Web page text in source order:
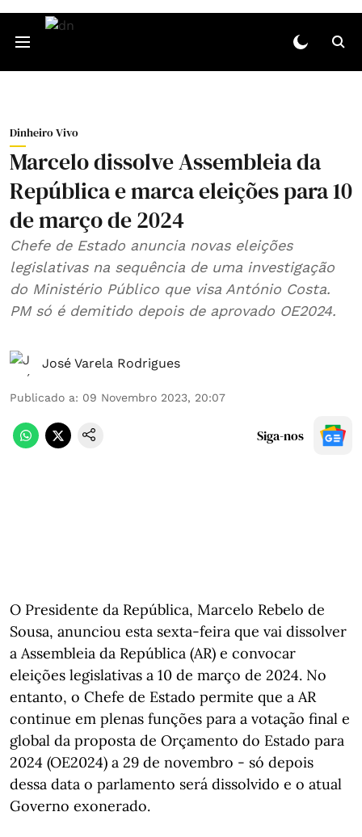
Dinheiro Vivo
Marcelo dissolve Assembleia da
República e marca eleições para 10
de março de 2024
Chefe de Estado anuncia novas eleições
legislativas na sequência de uma investigação
do Ministério Público que visa António Costa.
PM só é demitido depois de aprovado OE2024.
José Varela Rodrigues
Publicado a: 09 Novembro 2023, 20:07
Siga-nos
O Presidente da República, Marcelo Rebelo de
Sousa, anunciou esta sexta-feira que vai dissolver
a Assembleia da República (AR) e convocar
eleições legislativas a 10 de março de 2024. No
entanto, o Chefe de Estado permite que a AR
continue em plenas funções para a votação final e
global da proposta de Orçamento do Estado para
2024 (OE2024) a 29 de novembro - só depois
dessa data o parlamento será dissolvido e o atual
Governo exonerado.